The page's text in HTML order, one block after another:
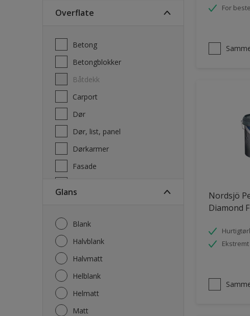
Overflate
Betong
Betongblokker
Båtdekk
carport
Dør
Dør, list, panel
Dørkarmer
Fasade
Glans
Blank
Halvblank
Halvmatt
Helblank
Helmatt
Matt
For
Nordsjö
Diamond